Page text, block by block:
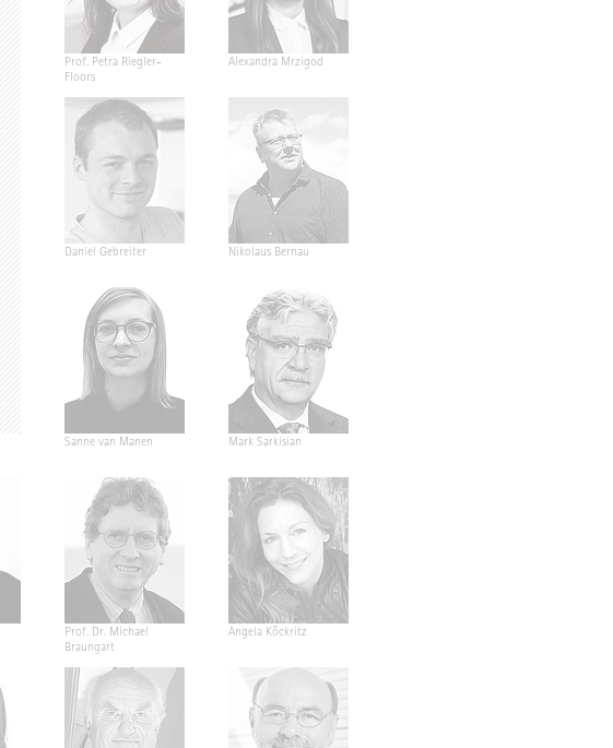
Prof. Petra Riegler-
Floors
Alexandra Mrzigod
Daniel Gebreiter Nikolaus Bernau
Sanne van Manen Mark Sarkisian
Prof. Dr. Michael
Braungart
Angela Köckritz